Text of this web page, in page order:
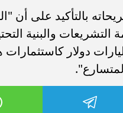
بالتأكيد على أن
والبنية
معادن لـ 110 مليارات
عودة الدوري المصري..
مباريات اليوم